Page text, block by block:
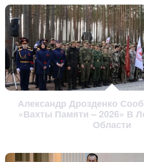
Александр Дрозденко
«Вахты Памяти – 2026» В
Области